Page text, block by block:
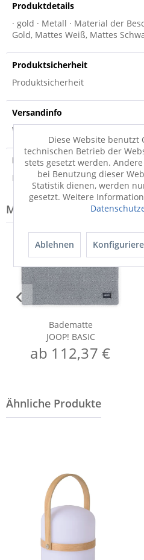
Produktdetails
· gold · Metall · Material der
Gold, Mattes Weiß, Mattes
Produktsicherheit
Produktsicherheit
Versandinfo
Weitere Informationen zum
Entsorgungshinweis
Hinweis zur Entsorgung von
Modell-Familie: BASIC
Badematte
JOOP! BASIC
ab 112,37 €
Diese Website benutzt
technischen Betrieb der
stets gesetzt werden.
bei Benutzung dieser
Statistik dienen, werden
gesetzt. Weitere
Ablehnen